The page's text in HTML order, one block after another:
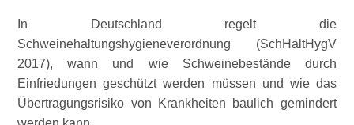
In Deutschland regelt die
Schweinehaltungshygieneverordnung (SchHaltHygV
2017), wann und wie Schweinebestände durch
Einfriedungen geschützt werden müssen und wie das
Übertragungsrisiko von Krankheiten baulich gemindert